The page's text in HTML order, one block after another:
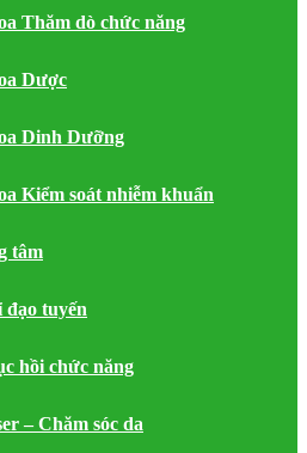
Thăm dò chức năng
Dược
Dinh Dưỡng
Kiểm soát nhiễm khuẩn
tâm
đạo tuyến
hồi chức năng
– Chăm sóc da